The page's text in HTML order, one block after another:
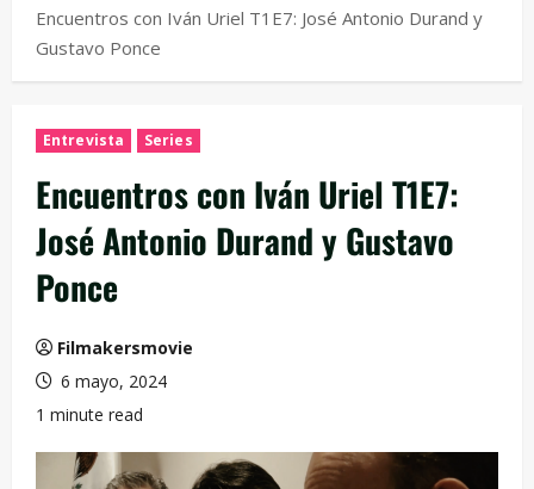
Encuentros con Iván Uriel T1E7: José Antonio Durand y
Gustavo Ponce
Entrevista Series
Encuentros con Iván Uriel T1E7:
José Antonio Durand y Gustavo
Ponce
Filmakersmovie
6 mayo, 2024
1 minute read